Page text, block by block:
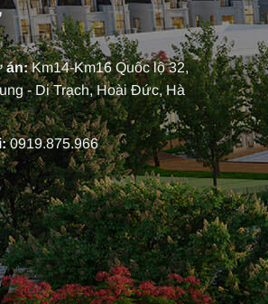
án:Km14-Km16 Quốc lộ 32,
- Di Trạch, Hoài Đức, Hà
0919.875.966